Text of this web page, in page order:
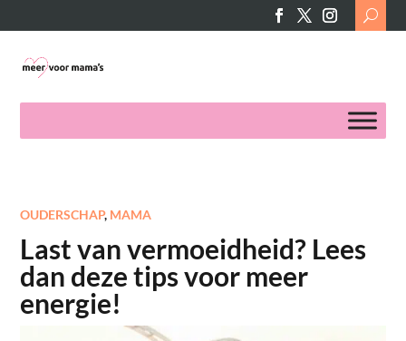
Search
for:
OUDERSCHAP, MAMA
Last van vermoeidheid? Lees
dan deze tips voor meer
energie!